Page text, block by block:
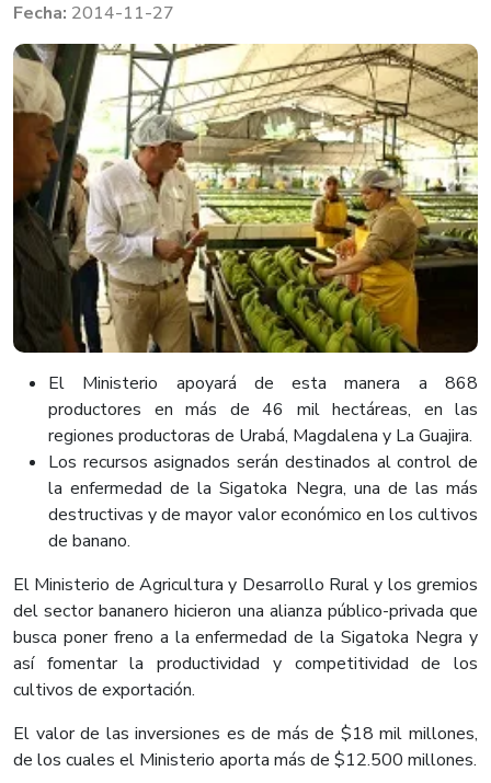
2014-11-27
​El Ministerio apoyará de esta manera a 868
productores en más de 46 mil hectáreas, en las
regiones productoras de Urabá, Magdalena y La Guajira.
Los recursos asignados serán destinados al control de
la enfermedad de la Sigatoka Negra, una de las más
destructivas y de mayor valor económico en los cultivos
de banano.
El Ministerio de Agricultura y Desarrollo Rural y los gremios
del sector bananero hicieron una alianza público-privada que
busca poner freno a la enfermedad de la Sigatoka Negra y
así fomentar la productividad y competitividad de los
cultivos de exportación.
El valor de las inversiones es de más de $18 mil millones,
de los cuales el Ministerio aporta más de $12.500 millones.